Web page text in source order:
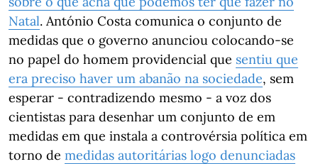
Natal. António Costa comunica o conjunto de
medidas que o governo anunciou colocando-se
no papel do homem providencial que sentiu que
era preciso haver um abanão na sociedade, sem
esperar - contradizendo mesmo - a voz dos
cientistas para desenhar um conjunto de em
medidas em que instala a controvérsia política em
torno de medidas autoritárias logo denunciadas